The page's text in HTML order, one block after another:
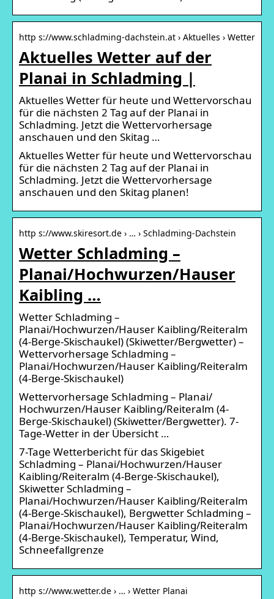
http s://www.schladming-dachstein.at › Aktuelles › Wetter
Aktuelles Wetter auf der
Planai in Schladming |
Aktuelles Wetter für heute und Wettervorschau
für die nächsten 2 Tag auf der Planai in
Schladming. Jetzt die Wettervorhersage
anschauen und den Skitag …
Aktuelles Wetter für heute und Wettervorschau
für die nächsten 2 Tag auf der Planai in
Schladming. Jetzt die Wettervorhersage
anschauen und den Skitag planen!
http s://www.skiresort.de › … › Schladming-Dachstein
Wetter Schladming –
Planai/Hochwurzen/Hauser
Kaibling …
Wetter Schladming –
Planai/Hochwurzen/Hauser Kaibling/Reiteralm
(4-Berge-Skischaukel) (Skiwetter/Bergwetter) –
Wettervorhersage Schladming –
Planai/Hochwurzen/Hauser Kaibling/Reiteralm
(4-Berge-Skischaukel)
Wettervorhersage Schladming – Planai/​
Hochwurzen/​Hauser Kaibling/​Reiteralm (4-
Berge-Skischaukel) (Skiwetter/Bergwetter). 7-
Tage-Wetter in der Übersicht …
7-Tage Wetterbericht für das Skigebiet
Schladming – Planai/Hochwurzen/Hauser
Kaibling/Reiteralm (4-Berge-Skischaukel),
Skiwetter Schladming –
Planai/Hochwurzen/Hauser Kaibling/Reiteralm
(4-Berge-Skischaukel), Bergwetter Schladming –
Planai/Hochwurzen/Hauser Kaibling/Reiteralm
(4-Berge-Skischaukel), Temperatur, Wind,
Schneefallgrenze
http s://www.wetter.de › … › Wetter Planai